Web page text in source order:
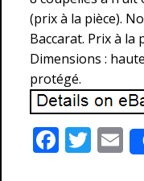
(prix à la pièce).
Baccarat. Prix à la
Dimensions :
protégé.
F T E